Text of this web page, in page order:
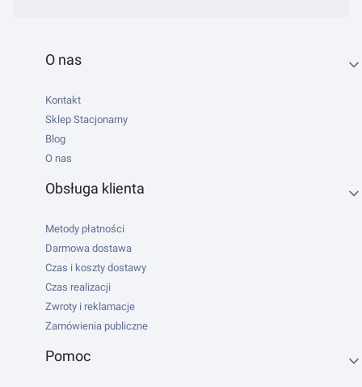
Linki w stopce
O nas
Kontakt
Sklep Stacjonarny
Blog
O nas
Obsługa klienta
Metody płatności
Darmowa dostawa
Czas i koszty dostawy
Czas realizacji
Zwroty i reklamacje
Zamówienia publiczne
Pomoc